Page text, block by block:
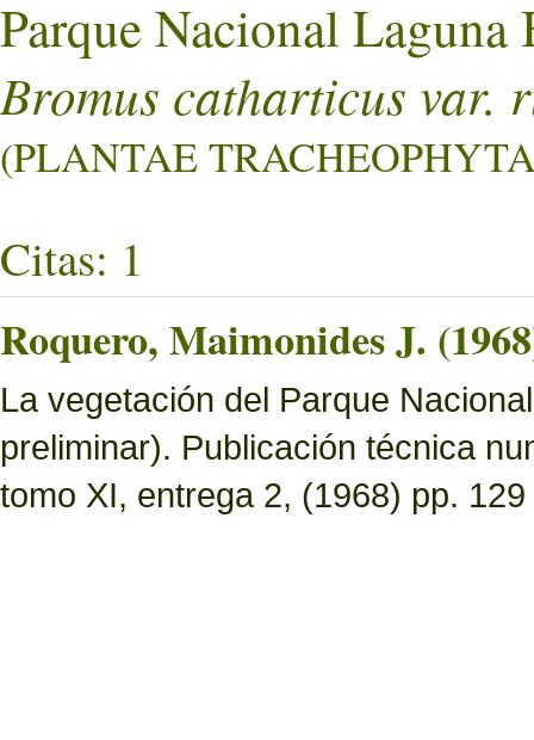
Parque Nacional Laguna
Bromus catharticus var.
(PLANTAE
Citas: 1
Roquero, Maimonides J.
La vegetación del Parque
preliminar). Publicación técnica
tomo XI, entrega 2, (1968) pp.